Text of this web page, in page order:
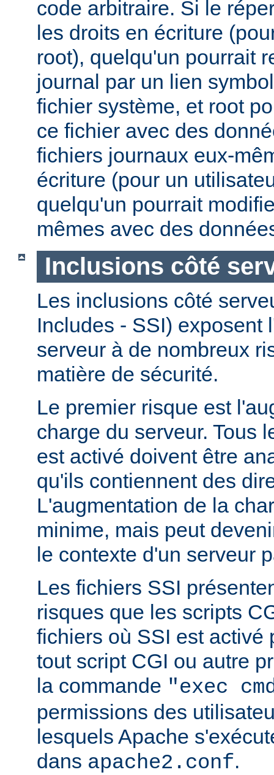
code arbitraire. Si le
les droits en écriture
root), quelqu'un pourrait
journal par un lien
fichier système, et root
ce fichier avec des
fichiers journaux eux-
écriture (pour un
quelqu'un pourrait
mêmes avec des
Inclusions côté
Les inclusions côté
Includes - SSI) exposent
serveur à de nombreux
matière de sécurité.
Le premier risque est
charge du serveur. Tous
est activé doivent être
qu'ils contiennent des
L'augmentation de la
minime, mais peut
le contexte d'un serveur
Les fichiers SSI
risques que les scripts
fichiers où SSI est activé
tout script CGI ou autre
la commande "exec
permissions des
lesquels Apache
dans apache2.conf.